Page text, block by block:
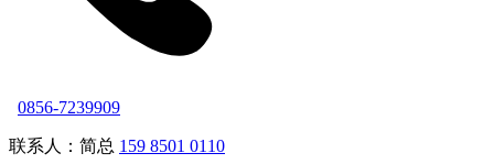
0856-7239909
联系人：简总 159 8501 0110